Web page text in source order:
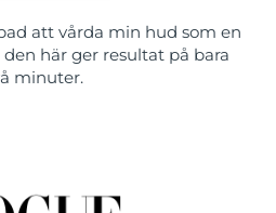
att vårda min hud som en
här ger resultat på bara
minuter.